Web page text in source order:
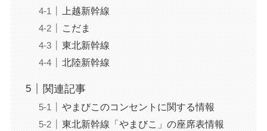
上越新幹線
こだま
東北新幹線
北陸新幹線
関連記事
やまびこのコンセントに関する情報
東北新幹線「やまびこ」の座席表情報